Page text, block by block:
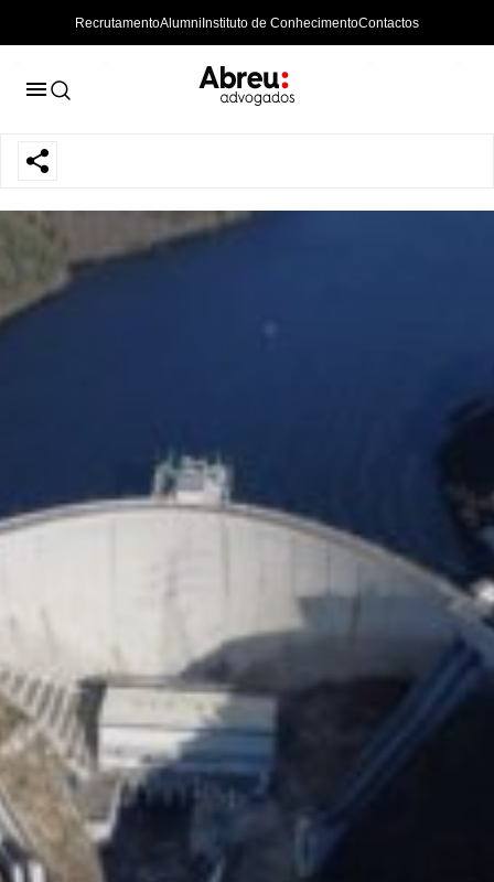
RecrutamentoAlumni Instituto de ConhecimentoContactos